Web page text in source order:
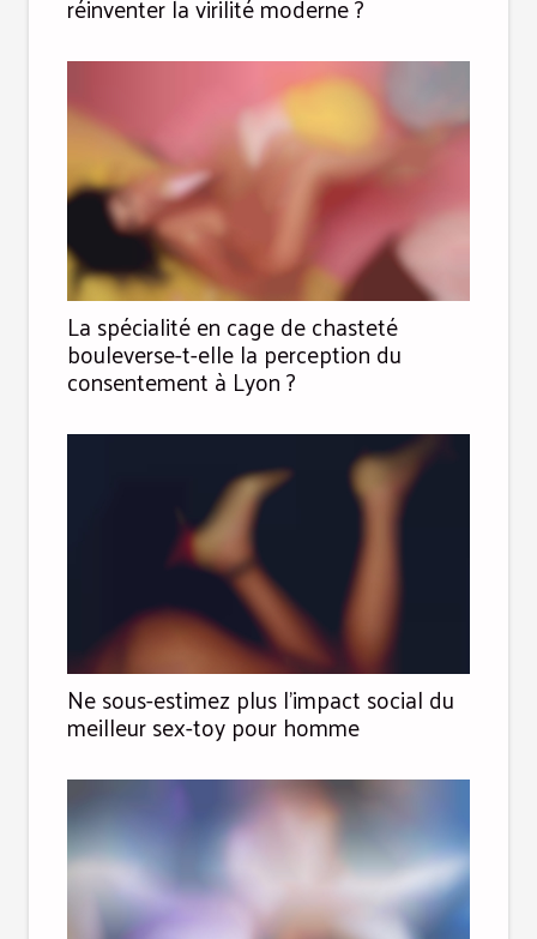
La spécialité en cage de chasteté
bouleverse-t-elle la perception du
consentement à Lyon ?
Ne sous-estimez plus l’impact social du
meilleur sex-toy pour homme